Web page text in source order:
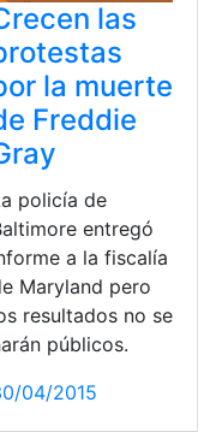
las
la muerte
Freddie
policía de
entregó
a la fiscalía
Maryland pero
resultados no se
públicos.
04/2015